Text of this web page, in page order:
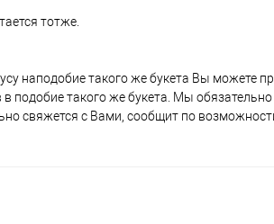
тотже.
наподобие такого же букета Вы можете
подобие такого же букета. Мы
свяжется с Вами, сообщит по